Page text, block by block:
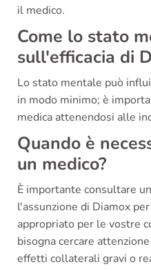
il medico.
Come lo stato
sull'efficacia di
Lo stato mentale può
in modo minimo; è
medica attenendosi alle
Quando è
un medico?
È importante consultare
l'assunzione di Diamox
appropriato per le vostre
bisogna cercare
effetti collaterali gravi o